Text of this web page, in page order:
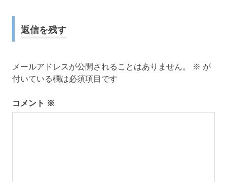
ビ
ゲ
シ
ョ
ン
返信を残す
メールアドレスが公開されることはありません。 ※ が
付いている欄は必須項目です
コメント ※